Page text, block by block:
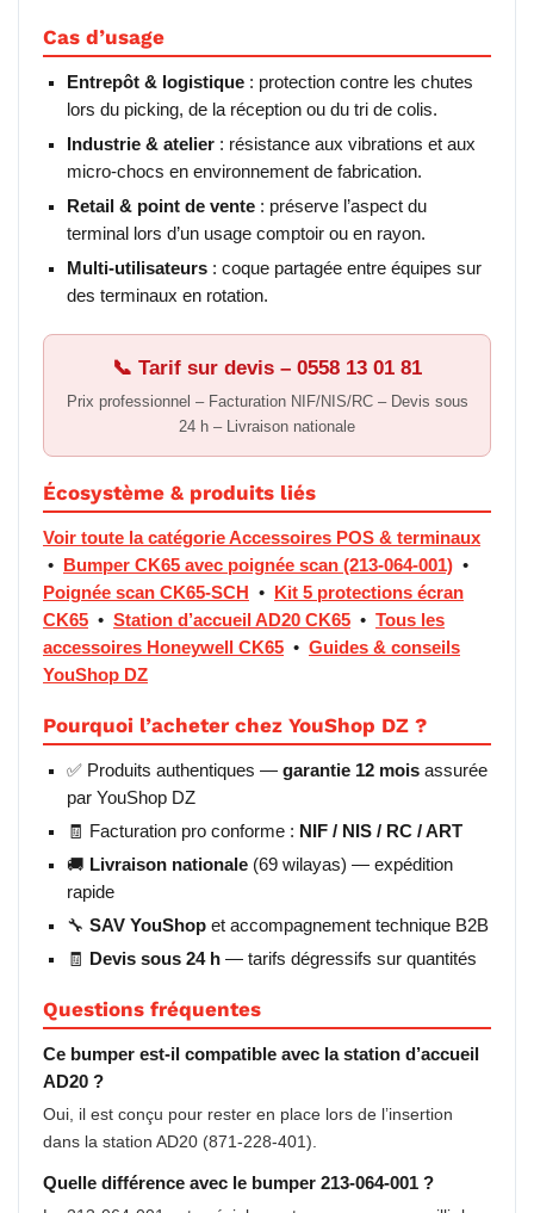
Cas d’usage
Entrepôt & logistique : protection contre les chutes
lors du picking, de la réception ou du tri de colis.
Industrie & atelier : résistance aux vibrations et aux
micro-chocs en environnement de fabrication.
Retail & point de vente : préserve l’aspect du
terminal lors d’un usage comptoir ou en rayon.
Multi-utilisateurs : coque partagée entre équipes sur
des terminaux en rotation.
📞 Tarif sur devis – 0558 13 01 81
Prix professionnel – Facturation NIF/NIS/RC – Devis sous
24 h – Livraison nationale
Écosystème & produits liés
Voir toute la catégorie Accessoires POS & terminaux
•
Bumper CK65 avec poignée scan (213-064-001) •
Poignée scan CK65-SCH
•
Kit 5 protections écran
CK65 • Station d’accueil AD20 CK65 • Tous les
accessoires Honeywell CK65 • Guides & conseils
YouShop DZ
Pourquoi l’acheter chez YouShop DZ ?
✅ Produits authentiques — garantie 12 mois assurée
par YouShop DZ
🧾 Facturation pro conforme : NIF / NIS / RC / ART
🚚 Livraison nationale (69 wilayas) — expédition
rapide
🔧 SAV YouShop et accompagnement technique B2B
🧾
Devis sous 24 h — tarifs dégressifs sur quantités
Questions fréquentes
Ce bumper est-il compatible avec la station d’accueil
AD20 ?
Oui, il est conçu pour rester en place lors de l’insertion
dans la station AD20 (871-228-401).
Quelle différence avec le bumper 213-064-001 ?